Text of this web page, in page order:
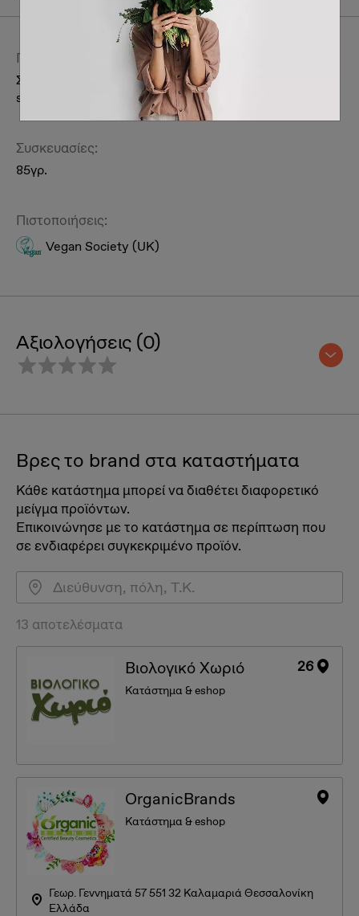
Περιγραφή:
Σαμπουάν σε μορφή μπάρας με άρωμα καρύδας και
shea butter.
Συσκευασίες:
85γρ.
Πιστοποιήσεις:
Vegan Society (UK)
Αξιολογήσεις (0)
Βρες το brand στα καταστήματα
Κάθε κατάστημα μπορεί να διαθέτει διαφορετικό
μείγμα προϊόντων.
Επικοινώνησε με το κατάστημα σε περίπτωση που
σε ενδιαφέρει συγκεκριμένο προϊόν.
13 αποτελέσματα
26
Βιολογικό Χωριό
Κατάστημα & eshop
OrganicBrands
Κατάστημα & eshop
Γεωρ. Γεννηματά 57 551 32 Καλαμαριά Θεσσαλονίκη
Ελλάδα